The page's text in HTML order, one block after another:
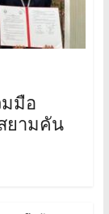
มือ
ยามคัน